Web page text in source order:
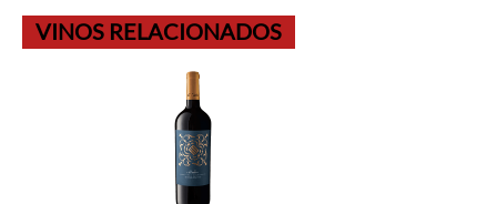
VINOS RELACIONADOS